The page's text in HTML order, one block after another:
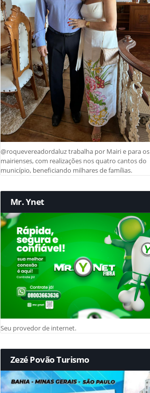
@roquevereadordaluz trabalha por Mairi e para os
mairienses, com realizações nos quatro cantos do
município, beneficiando milhares de famílias.
Mr. Ynet
Seu provedor de internet.
Zezé Povão Turismo